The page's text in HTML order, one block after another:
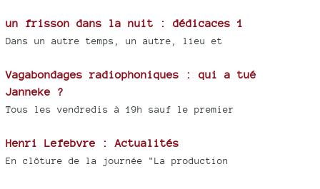
un frisson dans la nuit : dédicaces 1
Dans un autre temps, un autre, lieu et
Vagabondages radiophoniques : qui a tué
Janneke ?
Tous les vendredis à 19h sauf le premier
Henri Lefebvre : Actualités
En clôture de la journée "La production